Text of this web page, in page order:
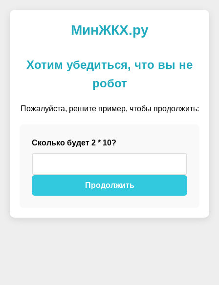
МинЖКХ.ру
Хотим убедиться, что вы не
робот
Пожалуйста, решите пример, чтобы продолжить:
Сколько будет 2 * 10?
Продолжить